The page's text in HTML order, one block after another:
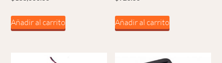
Añadir al carrito Añadir al carrito